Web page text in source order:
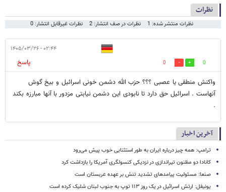
نظرات
نظرات منتشر شده: 1 نظرات در صف انتشار: 2 نظرات غیرقابل انتشار: 0
۰۲:۴۴ - ۱۴۰۵/۰۳/۲۶
0
0
پاسخ
واکنش منطقی یا عصبی ؟؟؟ حزب الله دشمن خونی اسرائیل و بیخ گوش
آنهاست . اسرائیل حق دارد تا نابودی این دشمن نیابتی مزدور با آنها مبارزه بکند
.
آخرین اخبار
ترامپ: همه چیز درباره ایران به طور استثنایی خوب پیش می‌رود
کانادا دو مظنون تیراندازی در نزدیکی کنسولگری آمریکا را بازداشت کرد
صنعا: مسئولیت پیامدهای تشدید تنش بر عهده عربستان است
یونیفل: ارتش اسرائیل در یک روز ۱۱۳ توپ به جنوب لبنان شلیک کرده است